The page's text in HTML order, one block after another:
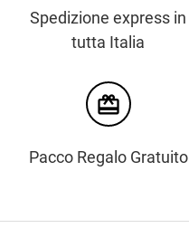
Spedizione express in
tutta Italia
card_giftcard
Pacco Regalo Gratuito